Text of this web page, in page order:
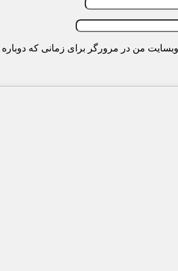
وبسایت من در مرورگر برای زمانی که